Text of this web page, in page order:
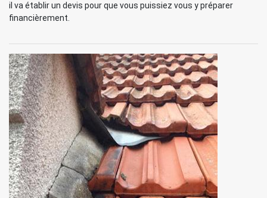
il va établir un devis pour que vous puissiez vous y préparer
financièrement.